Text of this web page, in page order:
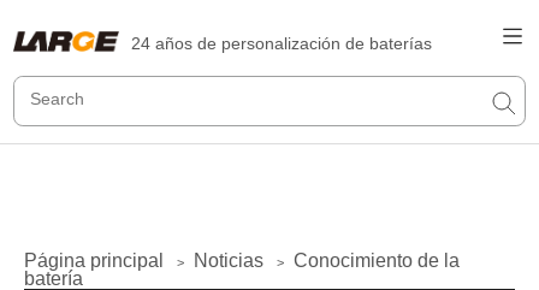
24 años de personalización de baterías
Página principal > Noticias >
Conocimiento de la
batería